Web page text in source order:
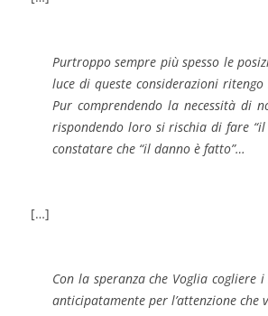
Purtroppo sempre più spesso le
luce di queste considerazioni
Pur comprendendo la necessità di
rispondendo loro si rischia di fare
constatare che “il danno è fatto”…
[…]
Con la speranza che Voglia
anticipatamente per l’attenzione